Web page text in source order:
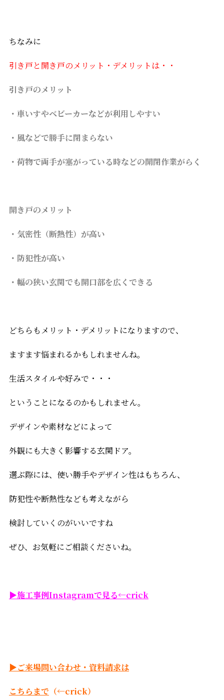
ちなみに
引き戸と開き戸のメリット・デメリットは・・
引き戸のメリット
・車いすやベビーカーなどが利用しやすい
・風などで勝手に閉まらない
・荷物で両手が塞がっている時などの開閉作業がらく
開き戸のメリット
・気密性（断熱性）が高い
・防犯性が高い
・幅の狭い玄関でも開口部を広くできる
どちらもメリット・デメリットになりますので、
ますます悩まれるかもしれませんね。
生活スタイルや好みで・・・
ということになるのかもしれません。
デザインや素材などによって
外観にも大きく影響する玄関ドア。
選ぶ際には、使い勝手やデザイン性はもちろん、
防犯性や断熱性なども考えながら
検討していくのがいいですね
ぜひ、お気軽にご相談くださいね。
▶施工事例Instagramで見る←crick
▶ご来場問い合わせ・資料請求は
こちらまで（←crick）